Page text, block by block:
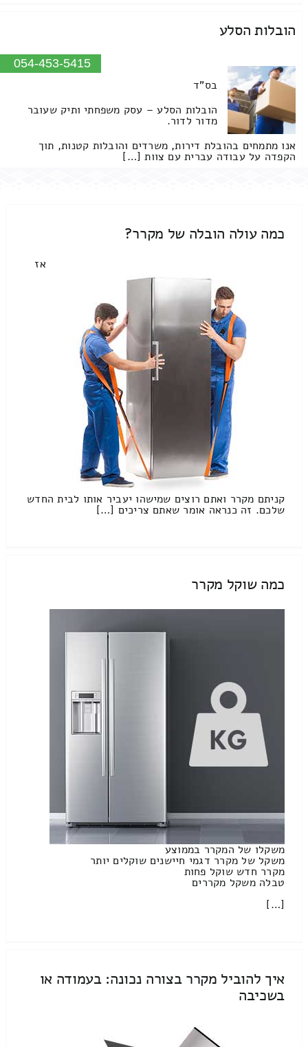
הובלות הסלע
054-453-5415
בס"ד
הובלות הסלע – עסק משפחתי ותיק שעובר
מדור לדור.
אנו מתמחים בהובלת דירות, משרדים והובלות קטנות, תוך
הקפדה על עבודה עברית עם צוות […]
כמה עולה הובלה של מקרר?
אז
קניתם מקרר ואתם רוצים שמישהו יעביר אותו לבית החדש
שלכם. זה כנראה אומר שאתם צריכים […]
כמה שוקל מקרר
משקלו של המקרר בממוצע
משקל של מקרר דגמי חיישנים שוקלים יותר
מקרר חדש שוקל פחות
טבלה משקל מקררים
[…]
איך להוביל מקרר בצורה נכונה: בעמודה או
בשכיבה